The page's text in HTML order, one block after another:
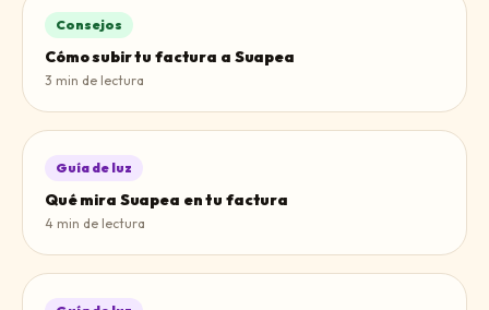
Consejos
Cómo subir tu factura a Suapea
3 min de lectura
Guía de luz
Qué mira Suapea en tu factura
4 min de lectura